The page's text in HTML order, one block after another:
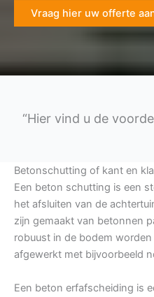
Vraag hier uw offerte
“Hier vind u de
Betonschutting of kant en
Een beton schutting is een
het afsluiten van de
zijn gemaakt van betonnen
robuust in de bodem
afgewerkt met bijvoorbeeld
Een beton erfafscheiding is